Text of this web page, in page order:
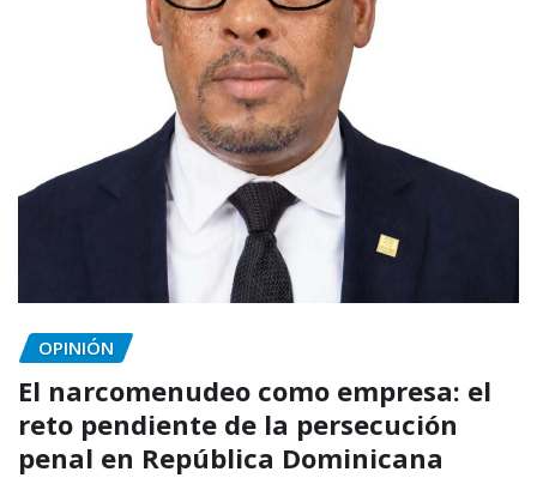
OPINIÓN
El narcomenudeo como empresa: el
reto pendiente de la persecución
penal en República Dominicana